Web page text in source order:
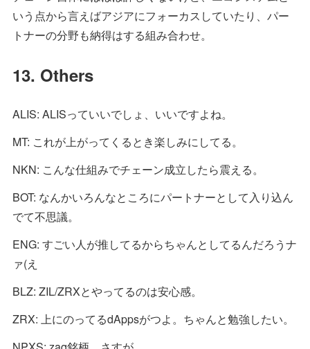
いう点から言えばアジアにフォーカスしていたり、パー
トナーの分野も納得はする組み合わせ。
13. Others
ALIS: ALISっていいでしょ、いいですよね。
MT: これが上がってくるとき楽しみにしてる。
NKN: こんな仕組みでチェーン成立したら震える。
BOT: なんかいろんなところにパートナーとして入り込ん
でて不思議。
ENG: すごい人が推してるからちゃんとしてるんだろうナ
ァ(え
BLZ: ZIL/ZRXとやってるのは安心感。
ZRX: 上にのってるdAppsがつよ。ちゃんと勉強したい。